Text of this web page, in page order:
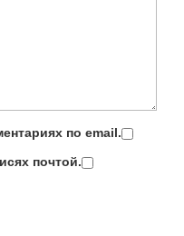
по email.
почтой.